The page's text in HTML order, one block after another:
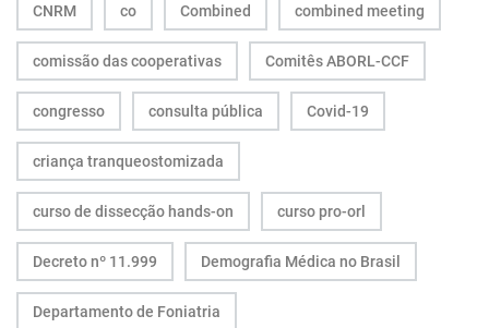
CNRM co Combined combined meeting
comissão das cooperativas Comitês ABORL-CCF
congresso consulta pública Covid-19
criança tranqueostomizada
curso de dissecção hands-on curso pro-orl
Decreto nº 11.999 Demografia Médica no Brasil
Departamento de Foniatria